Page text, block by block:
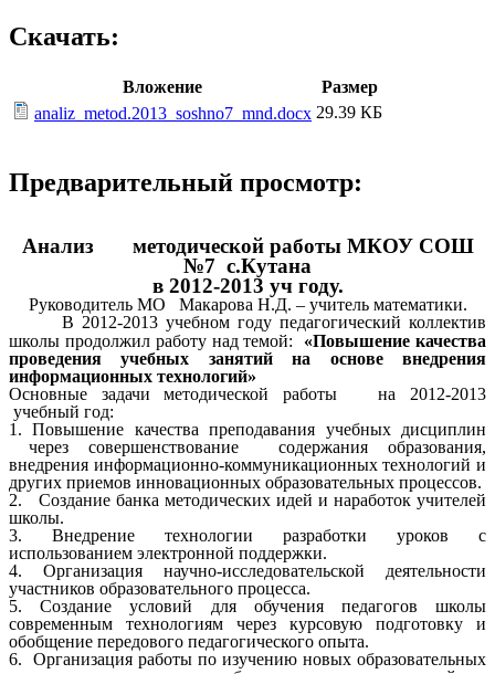
Скачать:
Вложение
Размер
analiz_metod.2013_soshno7_mnd.docx 29.39 КБ
Предварительный просмотр:
Анализ методической работы МКОУ СОШ
№7 с.Кутана
в 2012-2013 уч году.
Руководитель МО Макарова Н.Д. – учитель математики.
В 2012-2013 учебном году педагогический коллектив
школы продолжил работу над темой: «Повышение качества
проведения учебных занятий на основе внедрения
информационных технологий»
Основные задачи методической работы на 2012-2013
учебный год:
1. Повышение качества преподавания учебных дисциплин
через совершенствование содержания образования,
внедрения информационно-коммуникационных технологий и
других приемов инновационных образовательных процессов.
2. Создание банка методических идей и наработок учителей
школы.
3. Внедрение технологии разработки уроков с
использованием электронной поддержки.
4. Организация научно-исследовательской деятельности
участников образовательного процесса.
5. Создание условий для обучения педагогов школы
современным технологиям через курсовую подготовку и
обобщение передового педагогического опыта.
6. Организация работы по изучению новых образовательных